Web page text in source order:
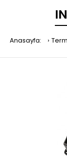
Anasayfa: